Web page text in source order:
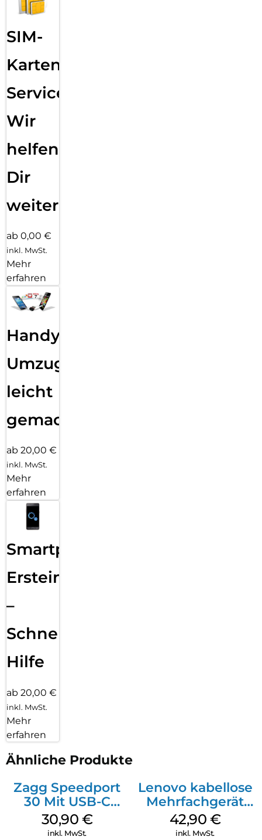
SIM-
Karten
Service:
Wir
helfen
Dir
weiter
ab 0,00 €
inkl. MwSt.
Mehr
erfahren
Handy
Umzug
leicht
gemacht!
ab 20,00 €
inkl. MwSt.
Mehr
erfahren
Smartphone
Ersteinrichtung
–
Schnelle
Hilfe
ab 20,00 €
inkl. MwSt.
Mehr
erfahren
Ähnliche Produkte
Zagg Speedport
30 Mit USB-C
Kabel Weiß
30,90 €
inkl. MwSt.
Lenovo kabellose
Mehrfachgerät
Luna Grey
42,90 €
inkl. MwSt.